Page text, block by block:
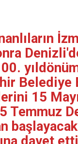
Belediye
15
Temmuz